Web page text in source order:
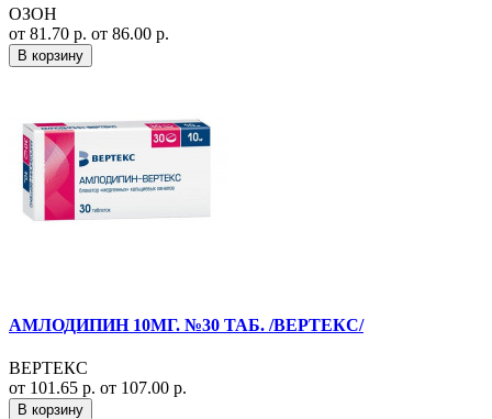
ОЗОН
от 81.70 р. от 86.00 р.
В корзину
АМЛОДИПИН 10МГ. №30 ТАБ. /ВЕРТЕКС/
ВЕРТЕКС
от 101.65 р. от 107.00 р.
В корзину